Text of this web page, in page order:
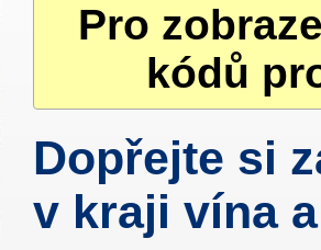
Pro
kódů
Dopřejte si
v kraji vína